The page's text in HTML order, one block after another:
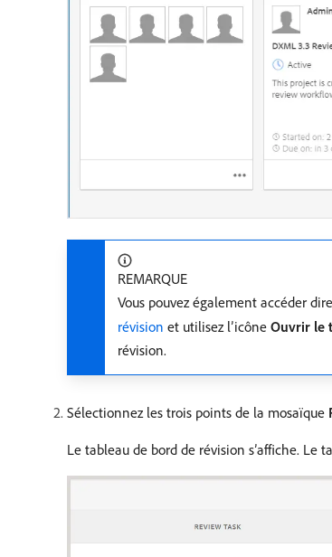
REMARQUE
Vous pouvez également accéder
révision et utilisez l’icône Ouvrir le
révision.
Sélectionnez les trois points de la mosaïque
Le tableau de bord de révision s’affiche. Le